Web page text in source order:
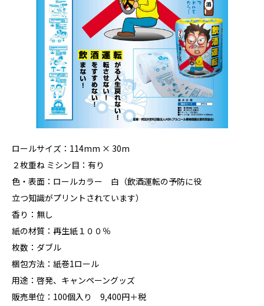
ロールサイズ：114mm × 30m
２枚重ね ミシン目：有り
色・表面：ロールカラー 白（飲酒運転の予防に役
立つ知識がプリントされています）
香り：無し
紙の材質：再生紙１００％
枚数：ダブル
梱包方法：紙巻1ロール
用途：啓発、キャンペーングッズ
販売単位：100個入り 9,400円＋税